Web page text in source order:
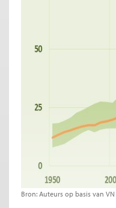
Bron: Auteurs op basis van